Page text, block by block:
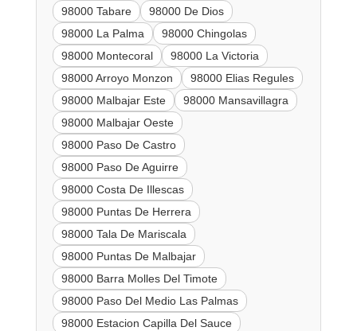
98000 Tabare
98000 De Dios
98000 La Palma
98000 Chingolas
98000 Montecoral
98000 La Victoria
98000 Arroyo Monzon
98000 Elias Regules
98000 Malbajar Este
98000 Mansavillagra
98000 Malbajar Oeste
98000 Paso De Castro
98000 Paso De Aguirre
98000 Costa De Illescas
98000 Puntas De Herrera
98000 Tala De Mariscala
98000 Puntas De Malbajar
98000 Barra Molles Del Timote
98000 Paso Del Medio Las Palmas
98000 Estacion Capilla Del Sauce